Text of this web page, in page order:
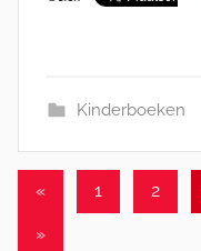
Kinderboeken
Berichten
paginering
«Vorige1 2
Volgende
»